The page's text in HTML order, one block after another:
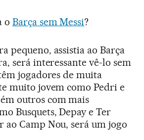
o Barça sem Messi?
pequeno, assistia ao Barça
será interessante vê-lo sem
jogadores de muita
muito jovem como Pedri e
outros com mais
Busquets, Depay e Ter
ao Camp Nou, será um jogo